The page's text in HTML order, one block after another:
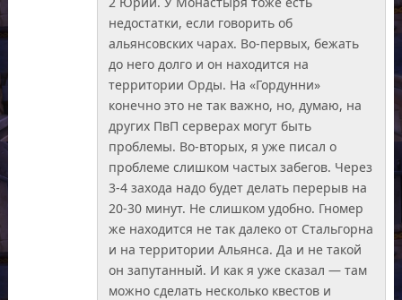
недостатки, если говорить об
альянсовских чарах. Во-первых, бежать
до него долго и он находится на
территории Орды. На «Гордунни»
конечно это не так важно, но, думаю, на
других ПвП серверах могут быть
проблемы. Во-вторых, я уже писал о
проблеме слишком частых забегов. Через
3-4 захода надо будет делать перерыв на
20-30 минут. Не слишком удобно. Гномер
же находится не так далеко от Стальгорна
и на территории Альянса. Да и не такой
он запутанный. И как я уже сказал — там
можно сделать несколько квестов и